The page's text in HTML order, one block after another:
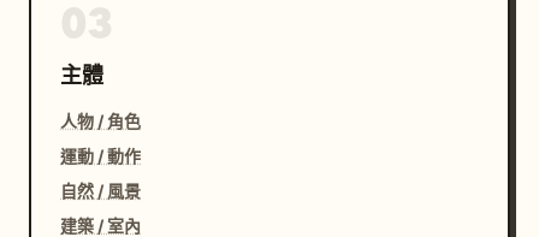
主體
人物 / 角色
運動 / 動作
自然 / 風景
建築 / 室內